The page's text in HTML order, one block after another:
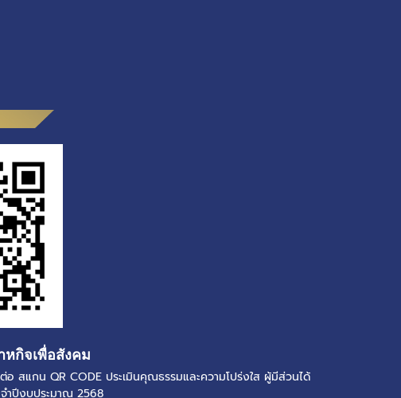
หกิจเพื่อสังคม
สแกน QR CODE ประเมินคุณธรรมและความโปร่งใส ผู้มีส่วนได้
ำปีงบประมาณ 2568